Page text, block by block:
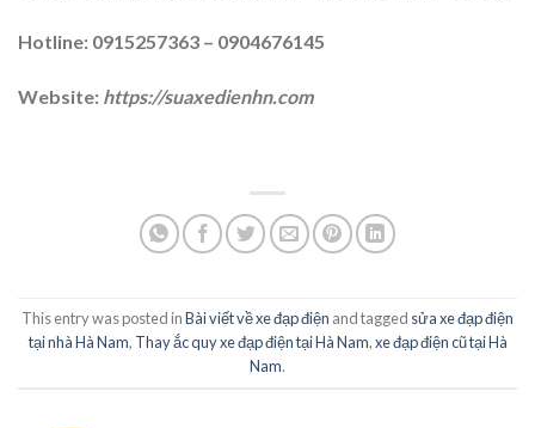
Hotline: 0915257363 – 0904676145
Website: https://suaxedienhn.com
This entry was posted inBài viết về xe đạp điện and tagged sửa xe đạp điện
tại nhà Hà Nam, Thay ắc quy xe đạp điện tại Hà Nam,xe đạp điện cũ tại Hà
Nam.